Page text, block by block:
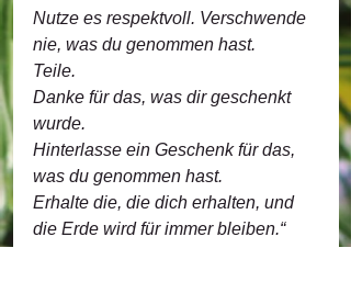
Nutze es respektvoll. Verschwende
nie, was du genommen hast.
Teile.
Danke für das, was dir geschenkt
wurde.
Hinterlasse ein Geschenk für das,
was du genommen hast.
Erhalte die, die dich erhalten, und
die Erde wird für immer bleiben.“